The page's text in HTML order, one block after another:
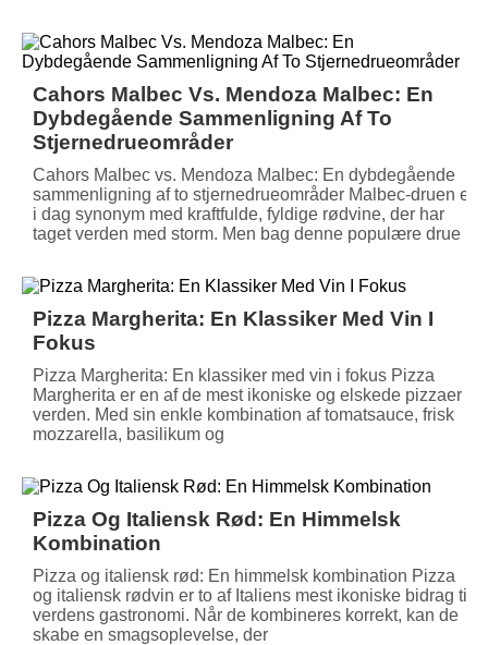
Cahors Malbec Vs. Mendoza Malbec: En
Dybdegående Sammenligning Af To
Stjernedrueområder
Cahors Malbec vs. Mendoza Malbec: En dybdegående
sammenligning af to stjernedrueområder Malbec-druen er
i dag synonym med kraftfulde, fyldige rødvine, der har
taget verden med storm. Men bag denne populære drue
Pizza Margherita: En Klassiker Med Vin I
Fokus
Pizza Margherita: En klassiker med vin i fokus Pizza
Margherita er en af de mest ikoniske og elskede pizzaer i
verden. Med sin enkle kombination af tomatsauce, frisk
mozzarella, basilikum og
Pizza Og Italiensk Rød: En Himmelsk
Kombination
Pizza og italiensk rød: En himmelsk kombination Pizza
og italiensk rødvin er to af Italiens mest ikoniske bidrag til
verdens gastronomi. Når de kombineres korrekt, kan de
skabe en smagsoplevelse, der